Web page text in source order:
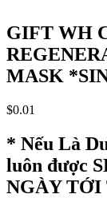
GIFT WH
MASK
$0.01
* Nếu Là
luôn được
NGÀY TỚI